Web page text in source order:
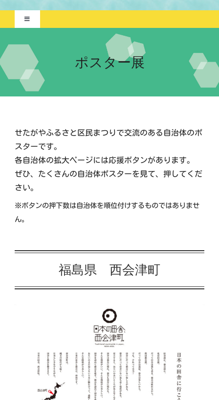
Toggle
Navigation
ポスター展
実行委員会について
ポスター展
せたがやふるさと区民まつりで交流のある自治体のポ
スターです。
各自治体の拡大ページには応援ボタンがあります。
ぜひ、たくさんの自治体ポスターを見て、押してくだ
さい。
※ボタンの押下数は自治体を順位付けするものではありませ
ん。
福島県 西会津町